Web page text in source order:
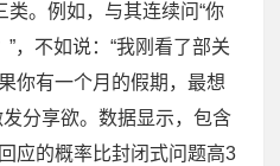
。例如，与其连续问“你
”，不如说：“我刚看了部关
你有一个月的假期，最想
分享欲。数据显示，包含
应的概率比封闭式问题高3